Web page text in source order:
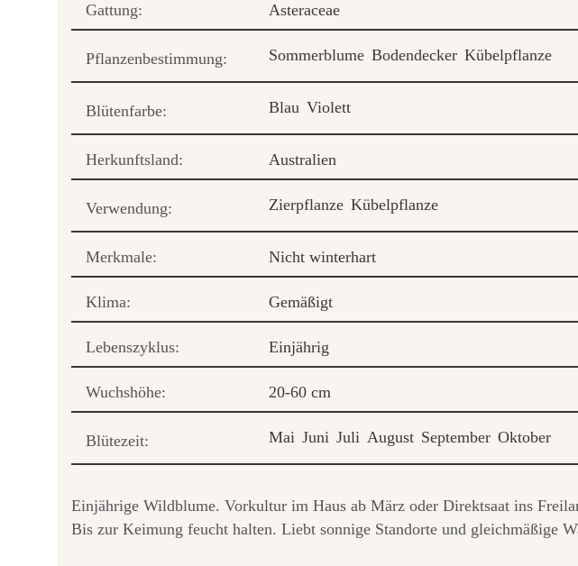
Gattung: Asteraceae
Pflanzenbestimmung: Sommerblume Bodendecker Kübelpflanze
Blütenfarbe: Blau Violett
Herkunftsland: Australien
Verwendung: Zierpflanze Kübelpflanze
Merkmale: Nicht winterhart
Klima: Gemäßigt
Lebenszyklus: Einjährig
Wuchshöhe: 20-60 cm
Blütezeit: Mai Juni Juli August September Oktober
Einjährige Wildblume. Vorkultur im Haus ab März oder Direktsaat ins
Bis zur Keimung feucht halten. Liebt sonnige Standorte und gleichmäßige